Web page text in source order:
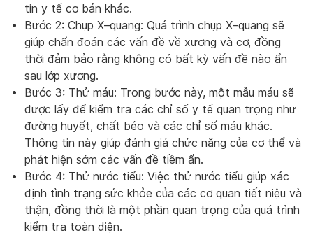
tin y tế cơ bản khác.
Bước 2: Chụp X–quang: Quá trình chụp X–quang sẽ
giúp chẩn đoán các vấn đề về xương và cơ, đồng
thời đảm bảo rằng không có bất kỳ vấn đề nào ẩn
sau lớp xương.
Bước 3: Thử máu: Trong bước này, một mẫu máu sẽ
được lấy để kiểm tra các chỉ số y tế quan trọng như
đường huyết, chất béo và các chỉ số máu khác.
Thông tin này giúp đánh giá chức năng của cơ thể và
phát hiện sớm các vấn đề tiềm ẩn.
Bước 4: Thử nước tiểu: Việc thử nước tiểu giúp xác
định tình trạng sức khỏe của các cơ quan tiết niệu và
thận, đồng thời là một phần quan trọng của quá trình
kiểm tra toàn diện.